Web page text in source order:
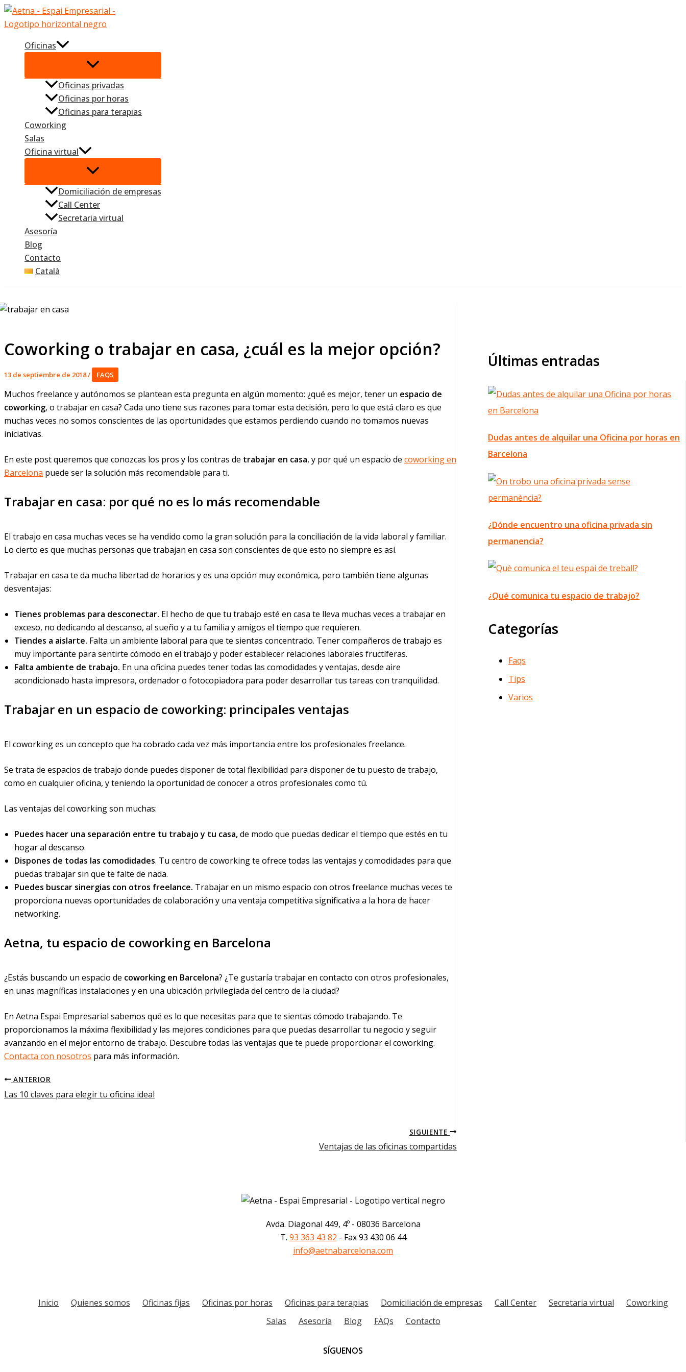
Ir
al
Oficinas
Oficinas privadas
Oficinas por horas
Oficinas para terapias
Coworking
Salas
Oficina virtual
Domiciliación de empresas
Call Center
Secretaria virtual
Asesoría
Blog
Contacto
Català
Coworking o trabajar en casa, ¿cuál es la mejor opción?
13 de septiembre de 2018/ FAQS
Muchos freelance y autónomos se plantean esta pregunta en algún momento: ¿qué es mejor, tener un espacio de
coworking, o trabajar en casa? Cada uno tiene sus razones para tomar esta decisión, pero lo que está claro es que
muchas veces no somos conscientes de las oportunidades que estamos perdiendo cuando no tomamos nuevas
iniciativas.
En este post queremos que conozcas los pros y los contras de trabajar en casa, y por qué un espacio de coworking en
Barcelona puede ser la solución más recomendable para ti.
Trabajar en casa: por qué no es lo más recomendable
El trabajo en casa muchas veces se ha vendido como la gran solución para la conciliación de la vida laboral y familiar.
Lo cierto es que muchas personas que trabajan en casa son conscientes de que esto no siempre es así.
Trabajar en casa te da mucha libertad de horarios y es una opción muy económica, pero también tiene algunas
desventajas:
Tienes problemas para desconectar. El hecho de que tu trabajo esté en casa te lleva muchas veces a trabajar en
exceso, no dedicando al descanso, al sueño y a tu familia y amigos el tiempo que requieren.
Tiendes a aislarte. Falta un ambiente laboral para que te sientas concentrado. Tener compañeros de trabajo es
muy importante para sentirte cómodo en el trabajo y poder establecer relaciones laborales fructíferas.
Falta ambiente de trabajo. En una oficina puedes tener todas las comodidades y ventajas, desde aire
acondicionado hasta impresora, ordenador o fotocopiadora para poder desarrollar tus tareas con tranquilidad.
Trabajar en un espacio de coworking: principales ventajas
El coworking es un concepto que ha cobrado cada vez más importancia entre los profesionales freelance.
Se trata de espacios de trabajo donde puedes disponer de total flexibilidad para disponer de tu puesto de trabajo,
como en cualquier oficina, y teniendo la oportunidad de conocer a otros profesionales como tú.
Las ventajas del coworking son muchas:
Puedes hacer una separación entre tu trabajo y tu casa,de modo que puedas dedicar el tiempo que estés en tu
hogar al descanso.
Dispones de todas las comodidades. Tu centro de coworking te ofrece todas las ventajas y comodidades para que
puedas trabajar sin que te falte de nada.
Puedes buscar sinergias con otros freelance. Trabajar en un mismo espacio con otros freelance muchas veces te
proporciona nuevas oportunidades de colaboración y una ventaja competitiva significativa a la hora de hacer
networking.
Aetna, tu espacio de coworking en Barcelona
¿Estás buscando un espacio de coworking en Barcelona? ¿Te gustaría trabajar en contacto con otros profesionales,
en unas magníficas instalaciones y en una ubicación privilegiada del centro de la ciudad?
En Aetna Espai Empresarial sabemos qué es lo que necesitas para que te sientas cómodo trabajando. Te
proporcionamos la máxima flexibilidad y las mejores condiciones para que puedas desarrollar tu negocio y seguir
avanzando en el mejor entorno de trabajo. Descubre todas las ventajas que te puede proporcionar el coworking.
Contacta con nosotros para más información.
ANTERIOR
Las 10 claves para elegir tu oficina ideal
SIGUIENTE
Ventajas de las oficinas compartidas
Últimas entradas
Dudas antes de alquilar una Oficina por horas en
Barcelona
¿Dónde encuentro una oficina privada sin
permanencia?
¿Qué comunica tu espacio de trabajo?
Categorías
Faqs
Tips
Varios
Avda. Diagonal 449, 4º - 08036 Barcelona
T. 93 363 43 82 - Fax 93 430 06 44
info@aetnabarcelona.com
Inicio Quienes somos Oficinas fijas Oficinas por horas Oficinas para terapias Domiciliación de empresas Call Center Secretaria virtual
Coworking
Salas
Asesoría Blog FAQs Contacto
SÍGUENOS